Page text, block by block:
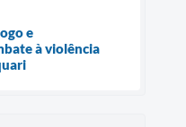
e
à violência